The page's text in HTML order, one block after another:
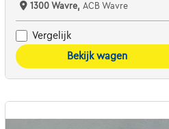
1300 Wavre, ACB Wavre
Vergelijk
Bekijk wagen